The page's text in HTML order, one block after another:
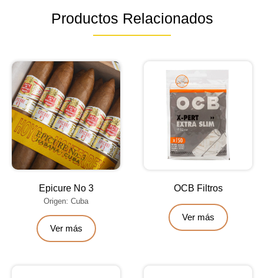
Productos Relacionados
Epicure No 3
Origen: Cuba
Ver más
OCB Filtros
Ver más